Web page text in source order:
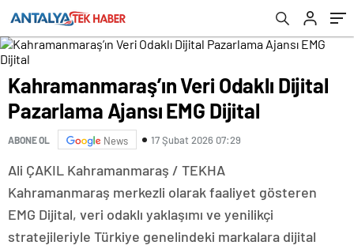
Kahramanmaraş’ın Veri Odaklı Dijital
Pazarlama Ajansı EMG Dijital
ABONE OL News 17 Şubat 2026 07:29
Ali ÇAKIL Kahramanmaraş / TEKHA
Kahramanmaraş merkezli olarak faaliyet gösteren
EMG Dijital, veri odaklı yaklaşımı ve yenilikçi
stratejileriyle Türkiye genelindeki markalara dijital